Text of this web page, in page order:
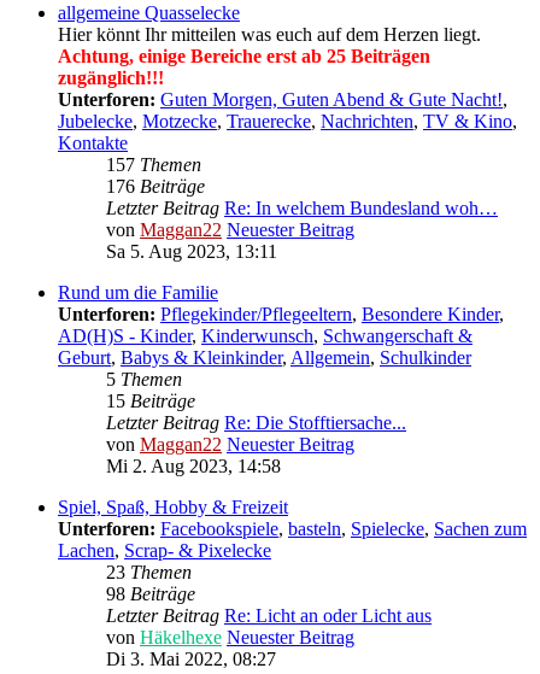
allgemeine Quasselecke
Hier könnt Ihr mitteilen was euch auf dem Herzen liegt.
Achtung, einige Bereiche erst ab 25 Beiträgen
zugänglich!!!
Unterforen: Guten Morgen, Guten Abend & Gute Nacht!,
Jubelecke, Motzecke, Trauerecke, Nachrichten, TV & Kino,
Kontakte
157 Themen
176 Beiträge
Letzter Beitrag Re: In welchem Bundesland woh…
von Maggan22 Neuester Beitrag
Sa 5. Aug 2023, 13:11
Rund um die Familie
Unterforen: Pflegekinder/Pflegeeltern, Besondere Kinder,
AD(H)S - Kinder, Kinderwunsch, Schwangerschaft &
Geburt, Babys & Kleinkinder, Allgemein, Schulkinder
5 Themen
15 Beiträge
Letzter Beitrag Re: Die Stofftiersache...
von Maggan22 Neuester Beitrag
Mi 2. Aug 2023, 14:58
Spiel, Spaß, Hobby & Freizeit
Unterforen: Facebookspiele, basteln, Spielecke, Sachen zum
Lachen, Scrap- & Pixelecke
23 Themen
98 Beiträge
Letzter Beitrag Re: Licht an oder Licht aus
von Häkelhexe Neuester Beitrag
Di 3. Mai 2022, 08:27